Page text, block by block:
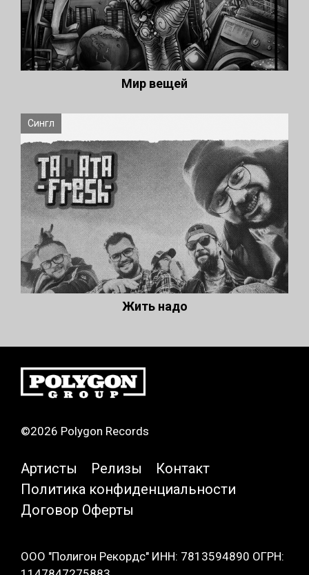
Мир вещей
Сингл
Жить надо
©2026 Polygon Records
Артисты Релизы
Контакт
Политика конфиденциальности
Договор Оферты
ООО "Полигон Рекордс" ИНН: 7813594890 ОГРН: